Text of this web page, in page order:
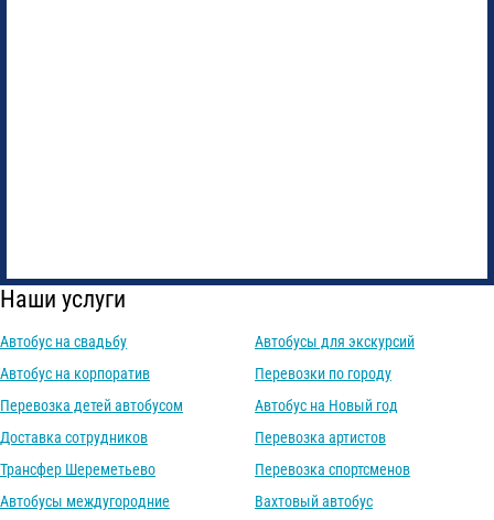
Наши услуги
Автобус на свадьбу
Автобус на корпоратив
Перевозка детей автобусом
Доставка сотрудников
Трансфер Шереметьево
Автобусы междугородние
Автобусы для экскурсий
Перевозки по городу
Автобус на Новый год
Перевозка артистов
Перевозка спортсменов
Вахтовый автобус